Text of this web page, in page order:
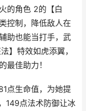
的角色 2的【白
控制，降低敌人在
助也能当打手，武
】特效如虎添翼，
最佳助力！
点生命值，为她提
149点法术防御让冰